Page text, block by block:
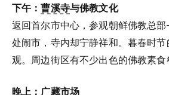
下午：曹溪寺与佛教文化
返回首尔市中心，参观朝鲜佛教总
处闹市，寺内却宁静祥和。暮春时
观。周边街区有不少出色的佛教素食
晚上： 广藏市场